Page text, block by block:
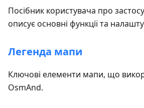
Посібник користувача про
описує основні функції та
Легенда мапи
Ключові елементи мапи, що
OsmAnd.